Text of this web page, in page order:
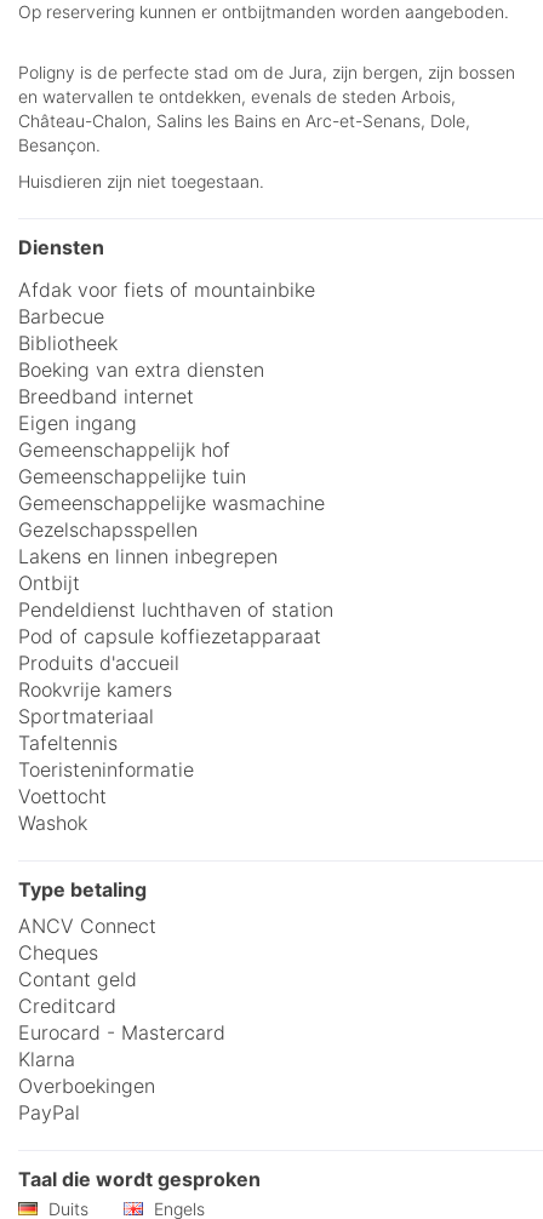
Op reservering kunnen er ontbijtmanden worden aangeboden.
Poligny is de perfecte stad om de Jura, zijn bergen, zijn bossen
en watervallen te ontdekken, evenals de steden Arbois,
Château-Chalon, Salins les Bains en Arc-et-Senans, Dole,
Besançon.
Huisdieren zijn niet toegestaan.
Diensten
Afdak voor fiets of mountainbike
Barbecue
Bibliotheek
Boeking van extra diensten
Breedband internet
Eigen ingang
Gemeenschappelijk hof
Gemeenschappelijke tuin
Gemeenschappelijke wasmachine
Gezelschapsspellen
Lakens en linnen inbegrepen
Ontbijt
Pendeldienst luchthaven of station
Pod of capsule koffiezetapparaat
Produits d'accueil
Rookvrije kamers
Sportmateriaal
Tafeltennis
Toeristeninformatie
Voettocht
Washok
Type betaling
ANCV Connect
Cheques
Contant geld
Creditcard
Eurocard - Mastercard
Klarna
Overboekingen
PayPal
Taal die wordt gesproken
Duits Engels